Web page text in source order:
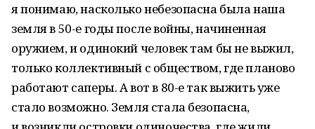
я понимаю, насколько небезопасна была наша
земля в 50-е годы после войны, начиненная
оружием, и одинокий человек там бы не выжил,
только коллективный с обществом, где планово
работают саперы. А вот в 80-е так выжить уже
стало возможно. Земля стала безопасна,